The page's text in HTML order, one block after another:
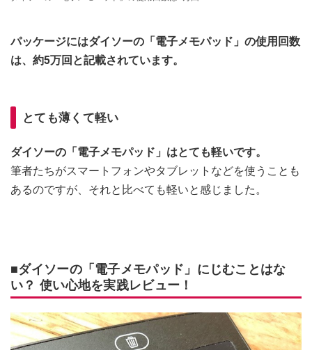
パッケージにはダイソーの「電子メモパッド」の使用回数
は、約5万回と記載されています。
とても薄くて軽い
ダイソーの「電子メモパッド」はとても軽いです。
筆者たちがスマートフォンやタブレットなどを使うことも
あるのですが、それと比べても軽いと感じました。
■ダイソーの「電子メモパッド」にじむことはな
い？ 使い心地を実践レビュー！